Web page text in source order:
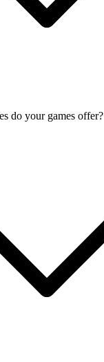
do your games offer?